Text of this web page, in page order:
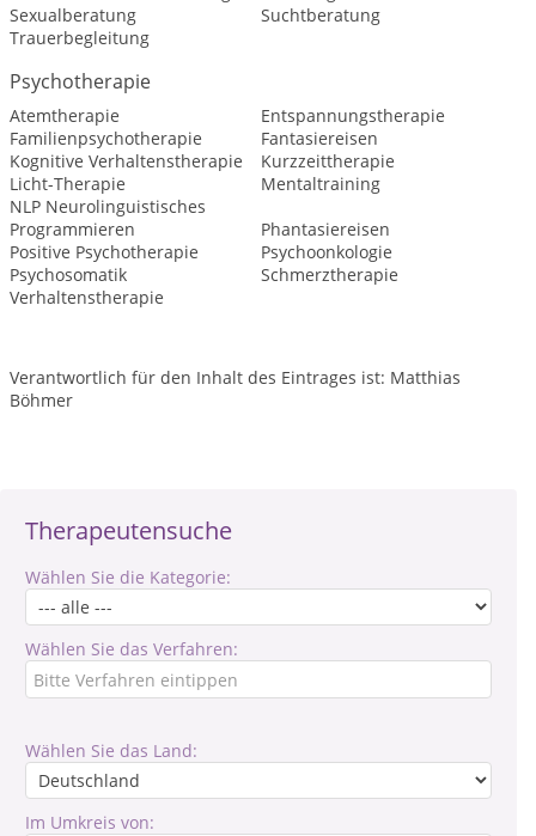
Therapeutensuche
Wählen Sie die Kategorie:
Wählen Sie das Verfahren:
Wählen Sie das Land:
Im Umkreis von:
Sexualberatung
Suchtberatung
Trauerbegleitung
Psychotherapie
Atemtherapie
Entspannungstherapie
Familienpsychotherapie
Fantasiereisen
Kognitive Verhaltenstherapie
Kurzzeittherapie
Licht-Therapie
Mentaltraining
NLP Neurolinguistisches
Programmieren
Phantasiereisen
Positive Psychotherapie
Psychoonkologie
Psychosomatik
Schmerztherapie
Verhaltenstherapie
Verantwortlich für den Inhalt des Eintrages ist: Matthias
Böhmer